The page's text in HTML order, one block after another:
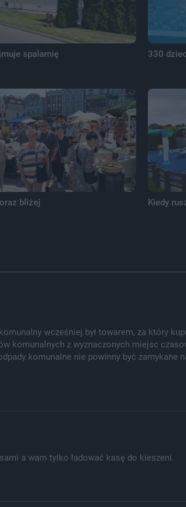
spalarnię 330
bliżej Kiedy
wcześniej był towarem, za który
komunalnych z wyznaczonych miejsc
komunalne nie powinny być zamykane
a wam tylko ładować kasę do kieszeni.